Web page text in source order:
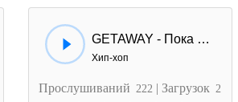
GETAWAY - Пока Я Молодой
Хип-хоп
Прослушиваний 222 | Загрузок 2